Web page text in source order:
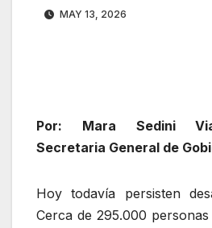
MAY 13, 2026
Por: Mara Sedini
Secretaria General de
Hoy todavía persisten
Cerca de 295.000